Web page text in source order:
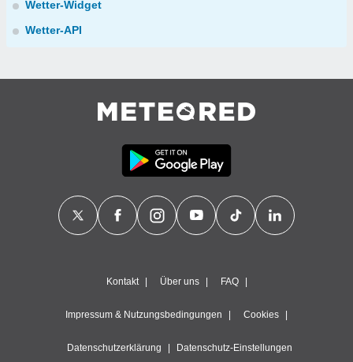
Wetter-Widget
Wetter-API
Kontakt Über uns FAQ
Impressum & Nutzungsbedingungen Cookies
Datenschutzerklärung Datenschutz-Einstellungen